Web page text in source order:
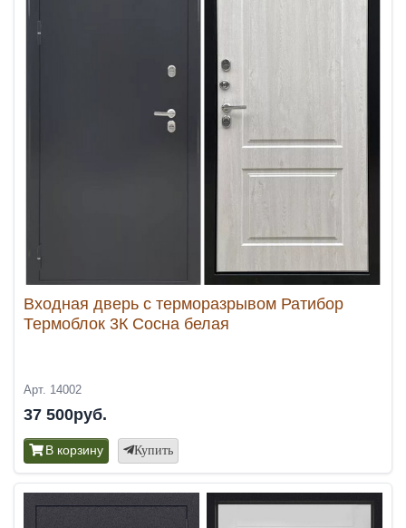
Входная дверь с терморазрывом Ратибор
Термоблок 3К Сосна белая
Арт. 14002
37 500руб.
В корзину Купить